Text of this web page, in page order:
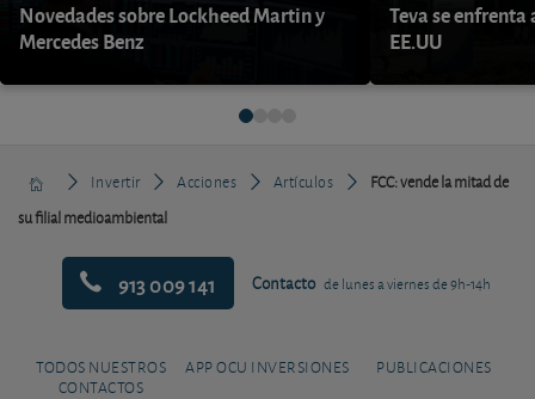
Novedades sobre Lockheed Martin y
Mercedes Benz
Teva se enfrenta
EE.UU
Invertir Acciones Artículos
FCC: vende la mitad de
su filial medioambiental
913 009 141 Contacto de lunes a viernes de 9h-14h
TODOS NUESTROS
CONTACTOS
APP OCU INVERSIONES PUBLICACIONES